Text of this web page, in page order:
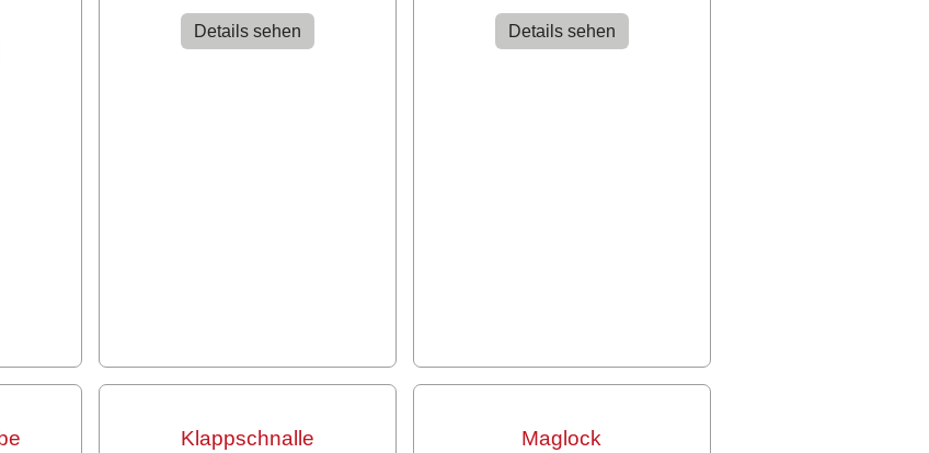
Details sehen Details sehen
Klappschnalle Maglock